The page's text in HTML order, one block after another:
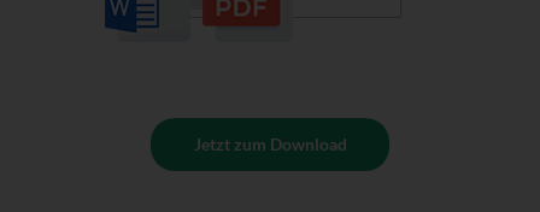
Jetzt zum Download